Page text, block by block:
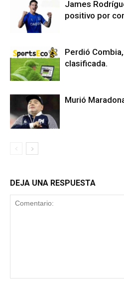
James
positivo por
Perdió
clasificada.
Murió
DEJA UNA RESPUESTA